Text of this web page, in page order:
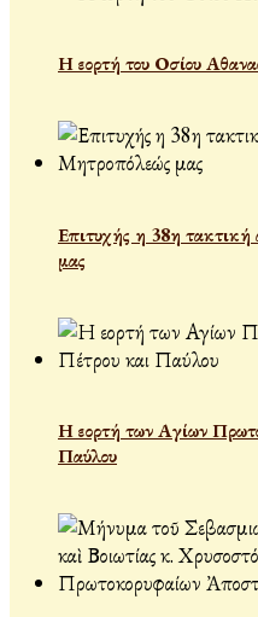
Η εορτή του Οσίου
Επιτυχής η 38η τακτική
μας
Η εορτή των Αγίων
Παύλου